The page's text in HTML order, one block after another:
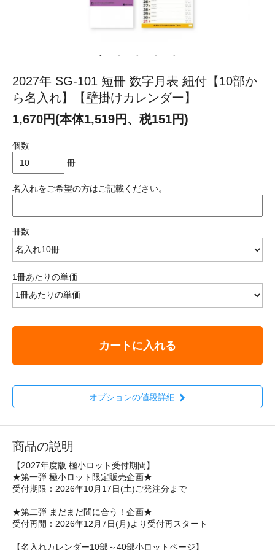
2027年 SG-101 短冊 数字月表 紐付【10部か
ら名入れ】【壁掛けカレンダー】
1,670円(本体1,519円、税151円)
個数
冊
名入れをご希望の方はご記載ください。
冊数
1冊あたりの単価
カートに入れる
オプションの値段詳細
商品の説明
【2027年度版 極小ロット受付期間】
★第一弾 極小ロット限定販売企画★
受付期限：2026年10月17日(土)ご発注分まで
★第二弾 まだまだ間に合う！企画★
受付再開：2026年12月7日(月)より受付再スタート
【名入れカレンダー10部～40部小ロットページ】